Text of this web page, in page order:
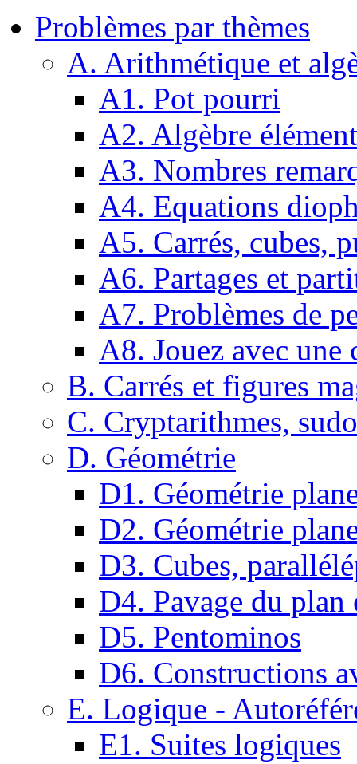
Problèmes par thèmes
A. Arithmétique et
A1. Pot pourri
A2. Algèbre
A3. Nombres
A4. Equations
A5. Carrés, cubes,
A6. Partages et
A7. Problèmes de
A8. Jouez avec une
B. Carrés et figures
C. Cryptarithmes,
D. Géométrie
D1. Géométrie
D2. Géométrie
D3. Cubes,
D4. Pavage du plan
D5. Pentominos
D6. Constructions
E. Logique -
E1. Suites logiques